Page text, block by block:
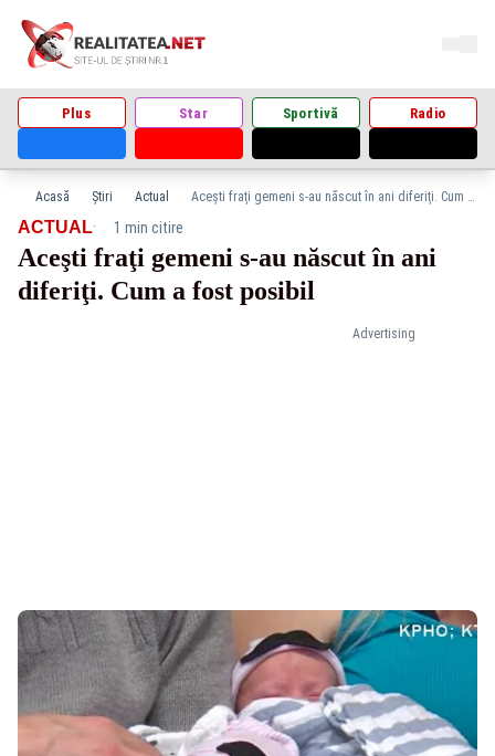
Plus Star Sportivă Radio
Acasă Știri Actual Aceşti fraţi gemeni s-au născut în ani diferiţi. Cum a fost posibil
Advertising
ACTUAL· 1 min citire
Aceşti fraţi gemeni s-au născut în ani
diferiţi. Cum a fost posibil